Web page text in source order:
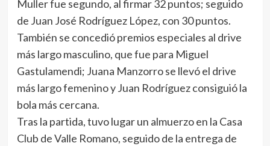
Muller fue segundo, al firmar 32 puntos; seguido
de Juan José Rodríguez López, con 30 puntos.
También se concedió premios especiales al drive
más largo masculino, que fue para Miguel
Gastulamendi; Juana Manzorro se llevó el drive
más largo femenino y Juan Rodríguez consiguió la
bola más cercana.
Tras la partida, tuvo lugar un almuerzo en la Casa
Club de Valle Romano, seguido de la entrega de